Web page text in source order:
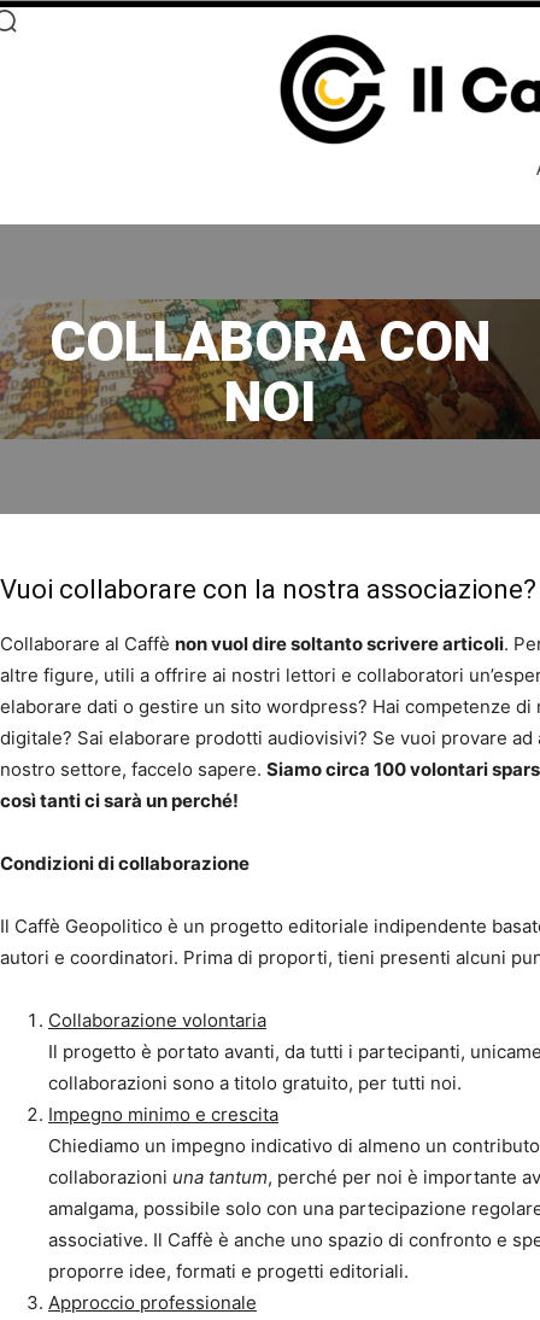
COLLABORA CON
NOI
Vuoi collaborare con la nostra associazione?
Collaborare al Caffè non vuol dire soltanto scrivere articoli.
altre figure, utili a offrire ai nostri lettori e collaboratori
elaborare dati o gestire un sito wordpress? Hai competenze
digitale? Sai elaborare prodotti audiovisivi? Se vuoi provare
nostro settore, faccelo sapere. Siamo circa 100 volontari
così tanti ci sarà un perché!
Condizioni di collaborazione
Il Caffè Geopolitico è un progetto editoriale indipendente
autori e coordinatori. Prima di proporti, tieni presenti alcuni
Collaborazione volontaria
Il progetto è portato avanti, da tutti i partecipanti,
collaborazioni sono a titolo gratuito, per tutti noi.
Impegno minimo e crescita
Chiediamo un impegno indicativo di almeno un
collaborazioni una tantum, perché per noi è importante
amalgama, possibile solo con una partecipazione
associative. Il Caffè è anche uno spazio di confronto e
proporre idee, formati e progetti editoriali.
Approccio professionale